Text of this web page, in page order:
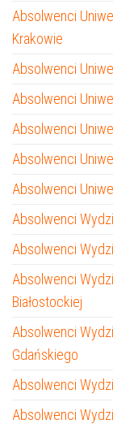
Absolwenci
Krakowie
Absolwenci
Absolwenci
Absolwenci
Absolwenci
Absolwenci
Absolwenci
Absolwenci
Absolwenci
Białostockiej
Absolwenci
Gdańskiego
Absolwenci
Absolwenci